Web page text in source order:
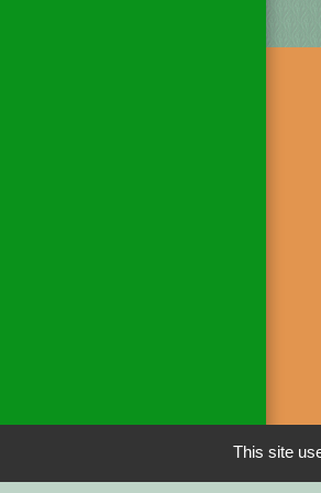
This site